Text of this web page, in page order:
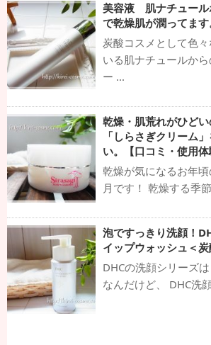
美容液 肌ナチュール
で乾燥肌が潤ってます
炭酸コスメとして色
いる肌ナチュールか
ー ...
乾燥・肌荒れがひど
「しらさぎクリーム
い。【口コミ・使用体
乾燥が気になるお年
月です！ 乾燥する季
泡ですっきり洗顔！
イップウォッシュ＜
DHCの洗顔シリーズ
なんだけど、 DHC洗